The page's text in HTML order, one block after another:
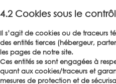
4.2 Cookies sous le
Il s’agit de cookies ou de traceurs
des entités tierces (hébergeur,
les pages de notre site.
Ces entités se sont engagées à
quant aux cookies/traceurs et
mesures de protection et de